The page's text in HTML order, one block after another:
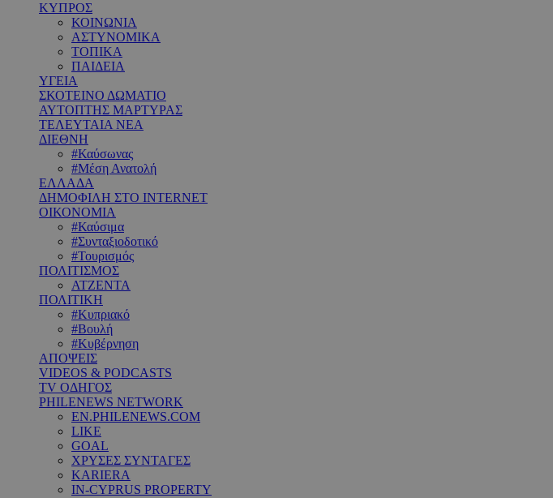
ΚΥΠΡΟΣ
ΚΟΙΝΩΝΙΑ
ΑΣΤΥΝΟΜΙΚΑ
ΤΟΠΙΚΑ
ΠΑΙΔΕΙΑ
ΥΓΕΙΑ
ΣΚΟΤΕΙΝΟ ΔΩΜΑΤΙΟ
ΑΥΤΟΠΤΗΣ ΜΑΡΤΥΡΑΣ
ΤΕΛΕΥΤΑΙΑ ΝΕΑ
ΔΙΕΘΝΗ
#Καύσωνας
#Μέση Ανατολή
ΕΛΛΑΔΑ
ΔΗΜΟΦΙΛΗ ΣΤΟ INTERNET
ΟΙΚΟΝΟΜΙΑ
#Καύσιμα
#Συνταξιοδοτικό
#Τουρισμός
ΠΟΛΙΤΙΣΜΟΣ
ΑΤΖΕΝΤΑ
ΠΟΛΙΤΙΚΗ
#Κυπριακό
#Βουλή
#Κυβέρνηση
ΑΠΟΨΕΙΣ
VIDEOS & PODCASTS
TV ΟΔΗΓΟΣ
PHILENEWS NETWORK
EN.PHILENEWS.COM
LIKE
GOAL
ΧΡΥΣΕΣ ΣΥΝΤΑΓΕΣ
KARIERA
IN-CYPRUS PROPERTY